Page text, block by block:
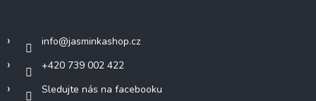
info@jasminkashop.cz
+420 739 002 422
Sledujte nás na facebooku